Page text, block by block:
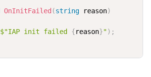
OnInitFailed (string reason)
$"IAP init failed {reason}") ;